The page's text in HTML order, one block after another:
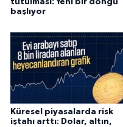
başlıyor
Küresel piyasalarda risk
iştahı arttı: Dolar, altın,